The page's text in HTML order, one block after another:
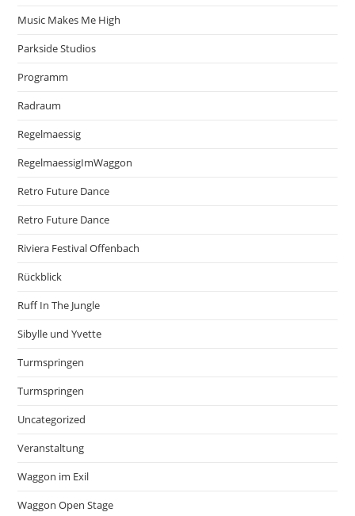
Music Makes Me High
Parkside Studios
Programm
Radraum
Regelmaessig
RegelmaessigImWaggon
Retro Future Dance
Retro Future Dance
Riviera Festival Offenbach
Rückblick
Ruff In The Jungle
Sibylle und Yvette
Turmspringen
Turmspringen
Uncategorized
Veranstaltung
Waggon im Exil
Waggon Open Stage